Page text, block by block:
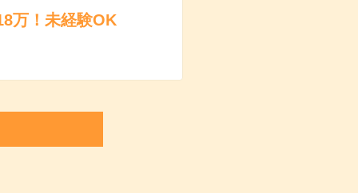
万！未経験OK